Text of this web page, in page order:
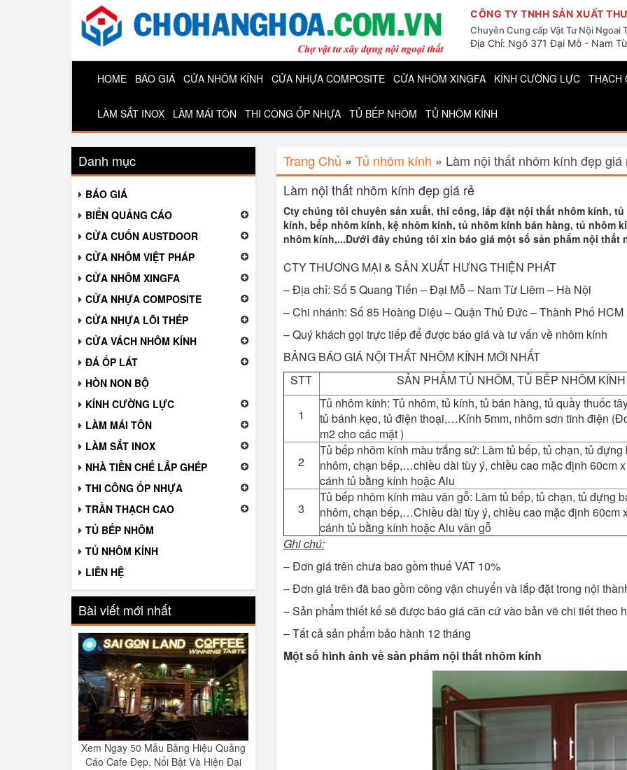
CÔNG TY TNHH SẢN XUẤT
Chuyên Cung cấp Vật Tư Nội Ngoai
Địa Chỉ: Ngõ 371 Đại Mỗ - Nam
HOME BÁO GIÁ CỬA NHÔM KÍNH CỬA NHỰA COMPOSITE CỬA NHÔM XINGFA KÍNH CƯỜNG LỰC THẠCH
LÀM SẮT INOX LÀM MÁI TÔN THI CÔNG ỐP NHỰA TỦ BẾP NHÔM TỦ NHÔM KÍNH
Danh mục
BÁO GIÁ
BIỂN QUẢNG CÁO
CỬA CUỐN AUSTDOOR
CỬA NHÔM VIỆT PHÁP
CỬA NHÔM XINGFA
CỬA NHỰA COMPOSITE
CỬA NHỰA LÕI THÉP
CỬA VÁCH NHÔM KÍNH
ĐÁ ỐP LÁT
HÒN NON BỘ
KÍNH CƯỜNG LỰC
LÀM MÁI TÔN
LÀM SẮT INOX
NHÀ TIỀN CHẾ LẮP GHÉP
THI CÔNG ỐP NHỰA
TRẦN THẠCH CAO
TỦ BẾP NHÔM
TỦ NHÔM KÍNH
LIÊN HỆ
Bài viết mới nhất
Xem Ngay 50 Mẫu Bảng Hiệu Quảng
Cáo Cafe Đẹp, Nổi Bật Và Hiện Đại
Trang Chủ » Tủ nhôm kính » Làm nội thất nhôm kính đẹp giá
Làm nội thất nhôm kính đẹp giá rẻ
Cty chúng tôi chuyên sản xuất, thi công, lắp đặt nội thất nhôm kính,
kính, bếp nhôm kính, kệ nhôm kính, tủ nhôm kính bán hàng, tủ nhôm
nhôm kính,...Dưới đây chúng tôi xin báo giá một số sản phẩm nội thất
CTY THƯƠNG MẠI & SẢN XUẤT HƯNG THIỆN PHÁT
– Địa chỉ: Số 5Quang Tiến – Đại Mỗ – Nam Từ Liêm – Hà Nội
– Chi nhánh: Số 85 Hoàng Diệu – Quận Thủ Đức – Thành Phố HCM
–Quý khách gọi trực tiếp để được báo giá và tư vấn về nhôm kính
BẢNG BÁO GIÁ NỘI THẤT NHÔM KÍNH MỚI NHẤT
STT
SẢN PHẨM TỦ NHÔM, TỦ BẾP NHÔM KÍNH
1
Tủ nhôm kính: Tủ nhôm, tủ kính, tủ bán hàng, tủ quầy thuốc
tủ bánh kẹo, tủ điện thoại,…Kính 5mm, nhôm sơn tĩnh điện
m2 cho các mặt )
2
Tủ bếp nhôm kính màu trắng sứ: Làm tủ bếp, tủ chạn, tủ đựng
nhôm, chạn bếp,…chiều dài tùy ý, chiều cao mặc định 60cm
cánh tủ bằng kính hoặc Alu
3
Tủ bếp nhôm kính màu vân gỗ: Làm tủ bếp, tủ chạn, tủ đựng
nhôm, chạn bếp,…Chiều dài tùy ý, chiều cao mặc định 60cm
cánh tủ bằng kính hoặc Alu vân gỗ
Ghi chú:
– Đơn giá trên chưa bao gồm thuế VAT 10%
– Đơn giá trên đã bao gồm công vận chuyển và lắp đặt trong nội
– Sản phẩm thiết kế sẽ được báo giá căn cứ vào bản vẽ chi tiết theo
– Tất cả sản phẩm bảo hành 12 tháng
Một số hình ảnh về sản phẩm nội thất nhôm kính